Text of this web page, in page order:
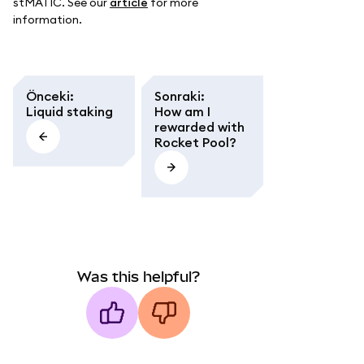
information.
Önceki:
Liquid staking
Sonraki:
How am I
rewarded with
Rocket Pool?
Was this helpful?